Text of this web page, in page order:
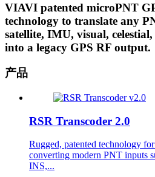
VIAVI patented microPNT
technology to translate any
satellite, IMU, visual,
into a legacy GPS RF output.
产品
RSR Transcoder 2.0
Rugged, patented technology
converting modern PNT inputs
INS,...